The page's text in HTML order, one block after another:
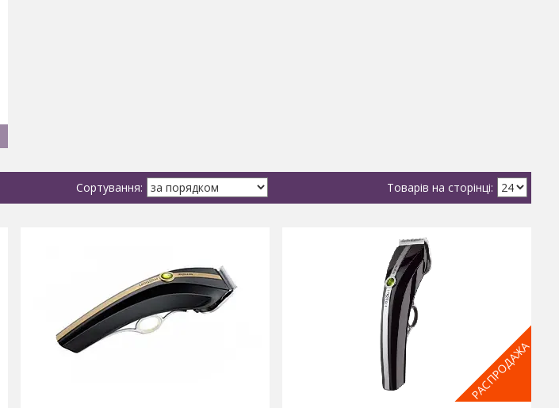
РАСПРОДАЖА